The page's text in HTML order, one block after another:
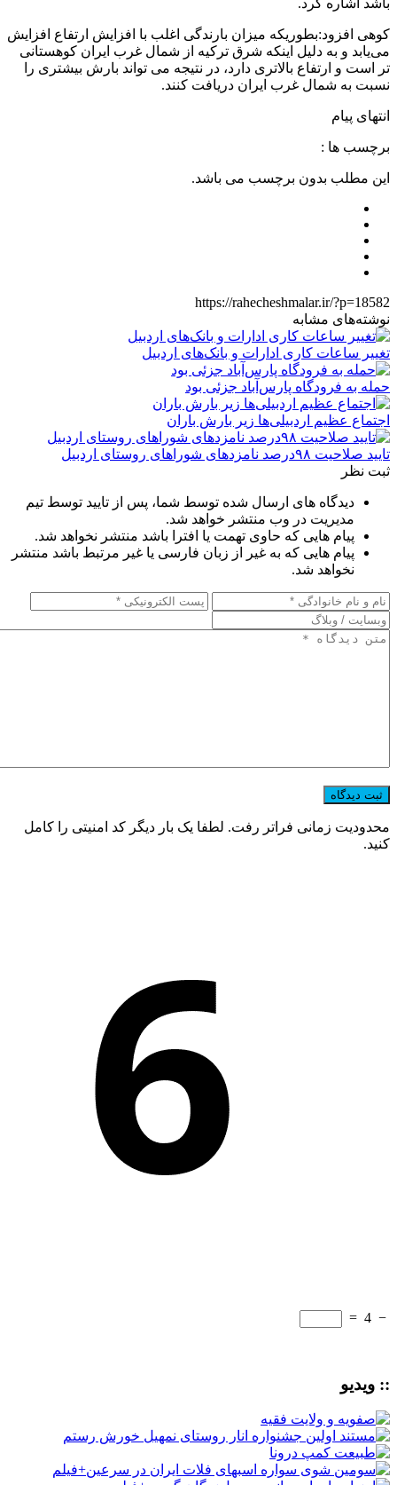
باشد اشاره کرد.
کوهی افزود:بطوریکه میزان بارندگی اغلب با افزایش ارتفاع افزایش
می‌یابد و به دلیل اینکه شرق ترکیه از شمال غرب ایران کوهستانی
تر است و ارتفاع بالاتری دارد، در نتیجه می تواند بارش بیشتری را
نسبت به شمال غرب ایران دریافت کنند.
انتهای پیام
برچسب ها :
این مطلب بدون برچسب می باشد.
https://rahecheshmalar.ir/?p=18582
نوشته‌های مشابه
تغییر ساعات کاری ادارات و بانک‌های اردبیل
حمله به فرودگاه پارس‌‌آباد جزئی بود
اجتماع عظیم اردبیلی‌ها زیر بارش باران
تایید صلاحیت ۹۸درصد نامزدهای شوراهای روستای اردبیل
ثبت نظر
دیدگاه های ارسال شده توسط شما، پس از تایید توسط تیم
مدیریت در وب منتشر خواهد شد.
پیام هایی که حاوی تهمت یا افترا باشد منتشر نخواهد شد.
پیام هایی که به غیر از زبان فارسی یا غیر مرتبط باشد منتشر
نخواهد شد.
محدودیت زمانی فراتر رفت. لطفا یک بار دیگر کد امنیتی را کامل
کنید.
−
4
=
:: ویدیو